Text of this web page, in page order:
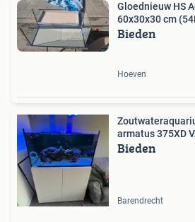
Gloednieuw HS
60x30x30 cm
Bieden
Hoeven
armatus 375XD
Bieden
Barendrecht